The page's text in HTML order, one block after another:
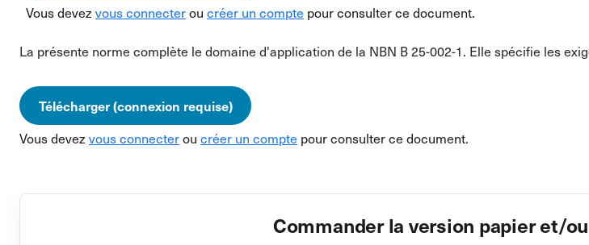
Vous devez vous connecterou créer un compte pour consulter ce document.
La présente norme complète le domaine d'application de la NBN B 25-002-1. Elle spécifie les
Télécharger (connexion requise)
Vous devez vous connecterou créer un compte pour consulter ce document.
Commander la version papier et/